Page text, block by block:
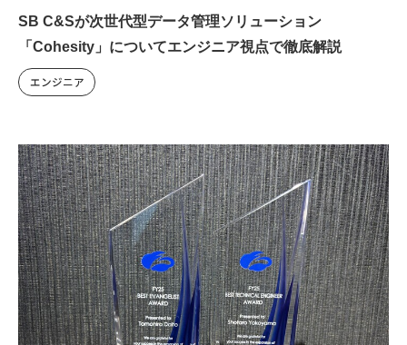
SB C&Sが次世代型データ管理ソリューション
「Cohesity」についてエンジニア視点で徹底解説
エンジニア